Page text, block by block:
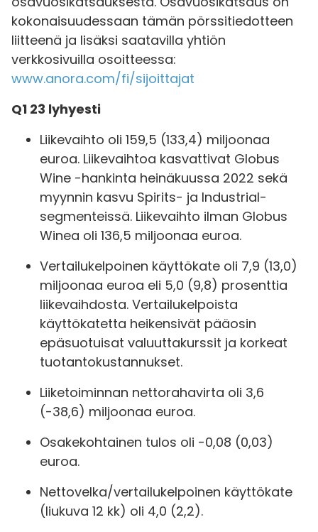
kokonaisuudessaan tämän pörssitiedotteen
liitteenä ja lisäksi saatavilla yhtiön
verkkosivuilla osoitteessa:
www.anora.com/fi/sijoittajat
Q1 23 lyhyesti
Liikevaihto oli 159,5 (133,4) miljoonaa
euroa. Liikevaihtoa kasvattivat Globus
Wine -hankinta heinäkuussa 2022 sekä
myynnin kasvu Spirits- ja Industrial-
segmenteissä. Liikevaihto ilman Globus
Winea oli 136,5 miljoonaa euroa.
Vertailukelpoinen käyttökate oli 7,9 (13,0)
miljoonaa euroa eli 5,0 (9,8) prosenttia
liikevaihdosta. Vertailukelpoista
käyttökatetta heikensivät pääosin
epäsuotuisat valuuttakurssit ja korkeat
tuotantokustannukset.
Liiketoiminnan nettorahavirta oli 3,6
(-38,6) miljoonaa euroa.
Osakekohtainen tulos oli -0,08 (0,03)
euroa.
Nettovelka/vertailukelpoinen käyttökate
(liukuva 12 kk) oli 4,0 (2,2).